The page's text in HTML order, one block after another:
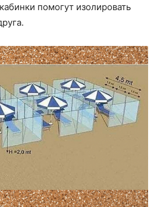
помогут изолировать